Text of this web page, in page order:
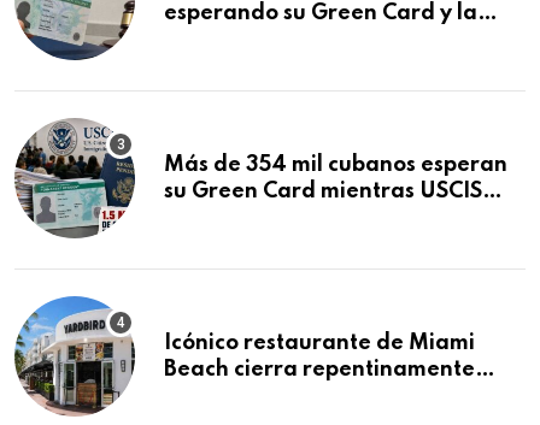
esperando su Green Card y la
Más de 354 mil cubanos esperan
su Green Card mientras USCIS
Icónico restaurante de Miami
Beach cierra repentinamente